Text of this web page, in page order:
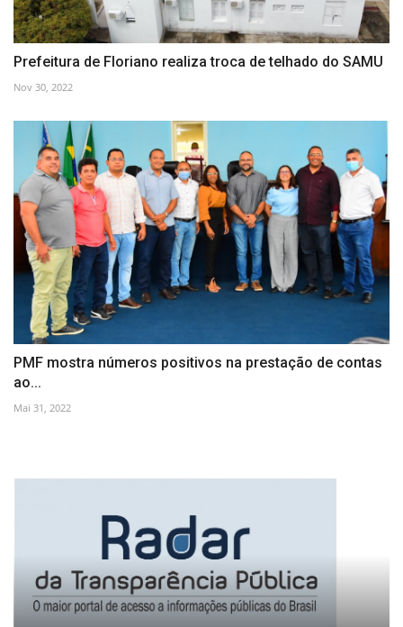
Prefeitura de Floriano realiza troca de telhado do SAMU
Nov 30, 2022
PMF mostra números positivos na prestação de contas
ao...
Mai 31, 2022